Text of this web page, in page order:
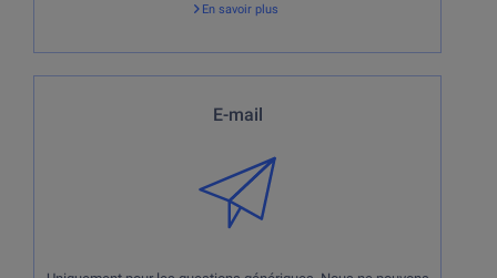
En savoir plus
Retour
E-mail
Uniquement pour les questions génériques. Nous ne
pouvons pas répondre par e-mail aux questions